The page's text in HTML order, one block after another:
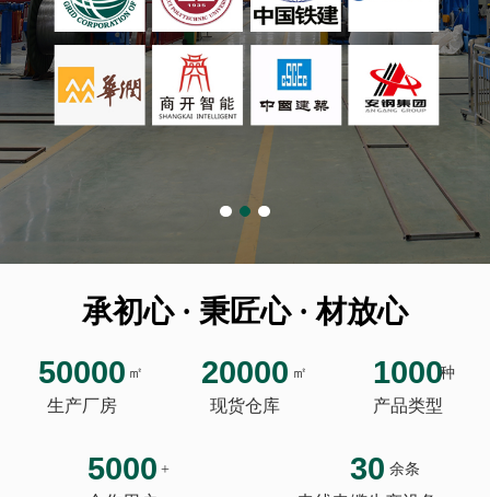
承初心 · 秉匠心 · 材放心
50000 ㎡
生产厂房
20000 ㎡
现货仓库
1000种
产品类型
5000 + 30 余条